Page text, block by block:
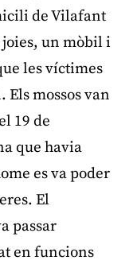
de Vilafant
joies, un mòbil i
les víctimes
Els mossos van
19 de
que havia
es va poder
El
passar
en funcions